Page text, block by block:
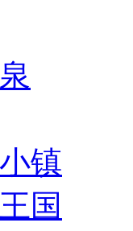
镇
国